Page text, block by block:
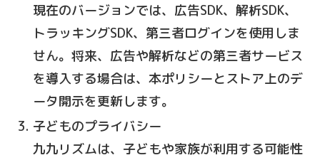
現在のバージョンでは、広告SDK、解析SDK、
トラッキングSDK、第三者ログインを使用しま
せん。将来、広告や解析などの第三者サービス
を導入する場合は、本ポリシーとストア上のデ
ータ開示を更新します。
子どものプライバシー
九九リズムは、子どもや家族が利用する可能性